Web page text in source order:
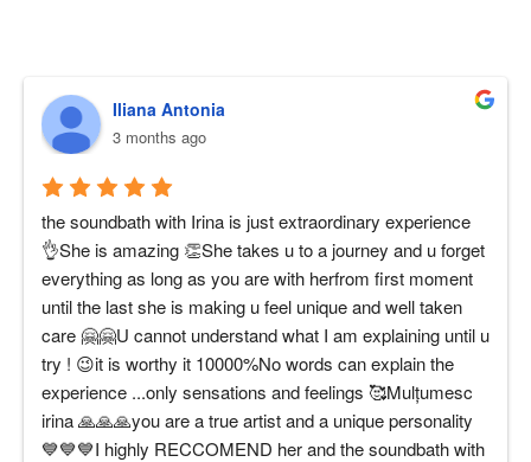
Iliana Antonia
3 months ago
the soundbath with Irina is just extraordinary experience
👌She is amazing 👏She takes u to a journey and u forget
everything as long as you are with herfrom first moment
until the last she is making u feel unique and well taken
care 🤗🤗U cannot understand what I am explaining until u
try ! 😉it is worthy it 10000%No words can explain the
experience ...only sensations and feelings 🥰Mulțumesc
irina 🙏🙏🙏you are a true artist and a unique personality
💙💙💙I highly RECCOMEND her and the soundbath with